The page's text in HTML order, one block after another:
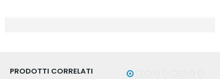
PRODOTTI CORRELATI